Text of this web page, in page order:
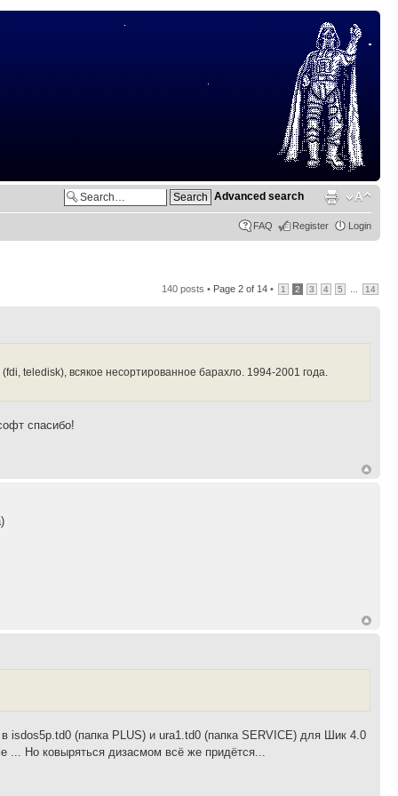
Advanced search
FAQ Register Login
140 posts • Page 2 of 14 • 1 2 3 4 5 14
teledisk), всякое несортированное барахло. 1994-2001 года.
спасибо!
isdos5p.td0 (папка PLUS) и ura1.td0 (папка SERVICE) для Шик 4.0
... Но ковыряться дизасмом всё же придётся...